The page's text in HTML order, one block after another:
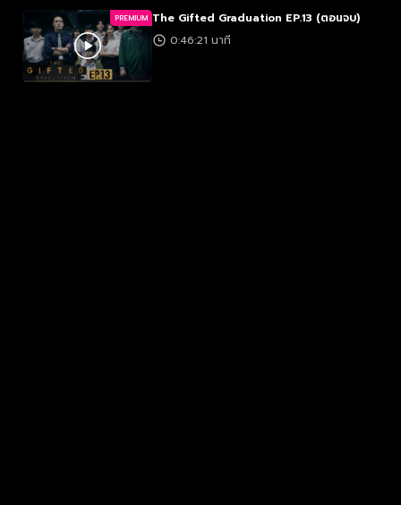
PREMIUM The Gifted Graduation EP.13 (ตอนจบ)
0:46:21 นาที